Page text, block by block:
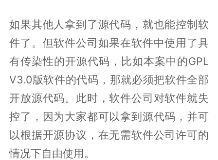
如果其他人拿到了源代码，就也能控制软
件了。但软件公司如果在软件中使用了具
有传染性的开源代码，比如本案中的GPL
V3.0版软件的代码，那就必须把软件全部
开放源代码。此时，软件公司对软件就失
控了，因为大家都可以拿到源代码，并可
以根据开源协议，在无需软件公司许可的
情况下自由使用。